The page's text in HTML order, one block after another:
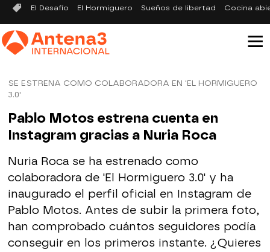
El Desafío El Hormiguero Sueños de libertad Cocina
SE ESTRENA COMO COLABORADORA EN 'EL HORMIGUERO
3.0'
Pablo Motos estrena cuenta en
Instagram gracias a Nuria Roca
Nuria Roca se ha estrenado como
colaboradora de 'El Hormiguero 3.0' y ha
inaugurado el perfil oficial en Instagram de
Pablo Motos. Antes de subir la primera foto,
han comprobado cuántos seguidores podía
conseguir en los primeros instante. ¿Quieres